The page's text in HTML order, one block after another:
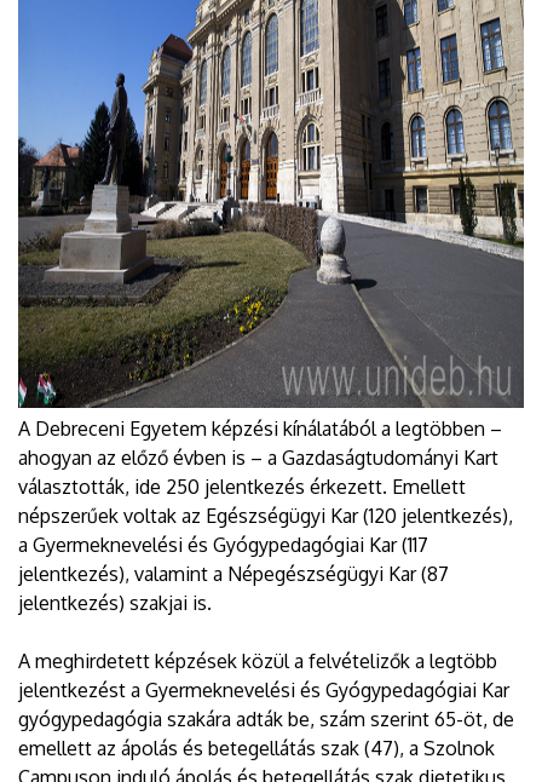
A Debreceni Egyetem képzési kínálatából a legtöbben –
ahogyan az előző évben is – a Gazdaságtudományi Kart
választották, ide 250 jelentkezés érkezett. Emellett
népszerűek voltak az Egészségügyi Kar (120 jelentkezés),
a Gyermeknevelési és Gyógypedagógiai Kar (117
jelentkezés), valamint a Népegészségügyi Kar (87
jelentkezés) szakjai is.
A meghirdetett képzések közül a felvételizők a legtöbb
jelentkezést a Gyermeknevelési és Gyógypedagógiai Kar
gyógypedagógia szakára adták be, szám szerint 65-öt, de
emellett az ápolás és betegellátás szak (47), a Szolnok
Campuson induló ápolás és betegellátás szak dietetikus